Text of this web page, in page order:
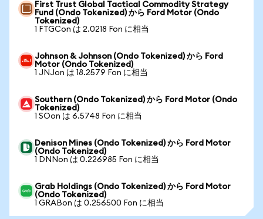
First Trust Global Tactical Commodity Strategy
Fund (Ondo Tokenized) から Ford Motor (Ondo
Tokenized)
1 FTGCon は 2.0218 Fon に相当
Johnson & Johnson (Ondo Tokenized) から Ford
Motor (Ondo Tokenized)
1 JNJon は 18.2579 Fon に相当
Southern (Ondo Tokenized) から Ford Motor (Ondo
Tokenized)
1 SOon は 6.5748 Fon に相当
Denison Mines (Ondo Tokenized) から Ford Motor
(Ondo Tokenized)
1 DNNon は 0.226985 Fon に相当
Grab Holdings (Ondo Tokenized) から Ford Motor
(Ondo Tokenized)
1 GRABon は 0.256500 Fon に相当